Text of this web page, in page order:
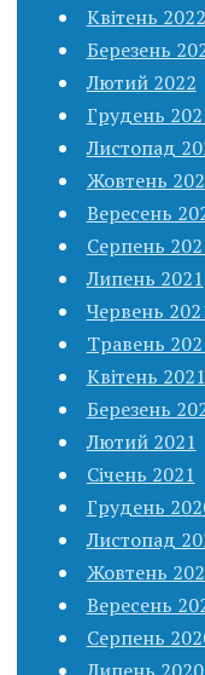
Квітень 2022
Березень
Лютий 2022
Грудень
Листопад
Жовтень
Вересень
Серпень
Липень 2021
Червень
Травень
Квітень 2021
Березень
Лютий 2021
Січень 2021
Грудень
Листопад
Жовтень
Вересень
Серпень